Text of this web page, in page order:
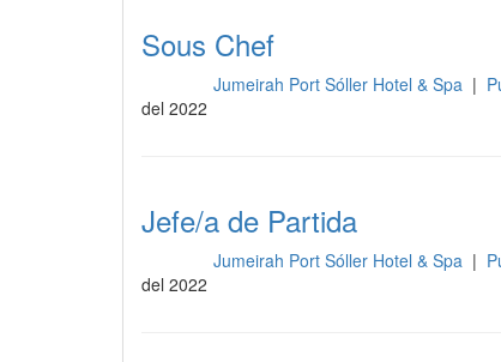
Sous Chef
Jumeirah Port Sóller Hotel & Spa |
del 2022
Jefe/a de Partida
Jumeirah Port Sóller Hotel & Spa |
del 2022